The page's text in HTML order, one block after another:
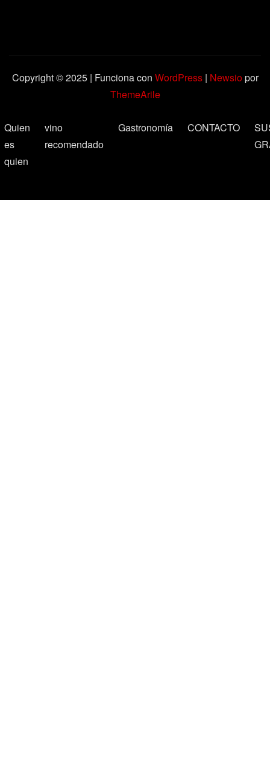
Copyright © 2025 | Funciona con WordPress | Newsiopor
ThemeArile
Quien
es
quien
vino
recomendado
Gastronomía CONTACTO